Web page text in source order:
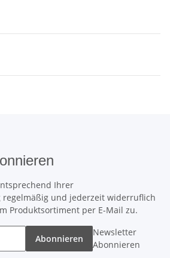
Ihrer
regelmäßig und jederzeit widerruflich
Produktsortiment per E-Mail zu.
Abonnieren
Newsletter
Abonnieren